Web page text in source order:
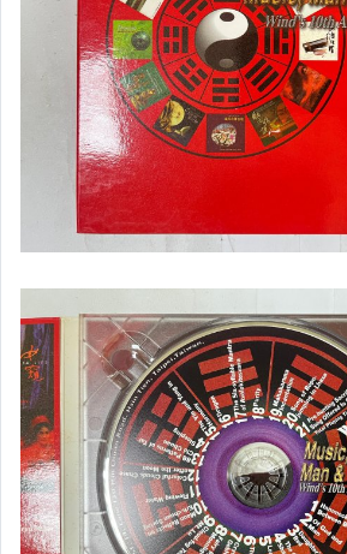
遊戲卡帶.
相機.攝影.週邊
文具週邊.書籤.明信片
銅板舊冊
二手家電.樂器
生活雜貨
布袋戲玩偶.公仔
遊戲攻略本
其它